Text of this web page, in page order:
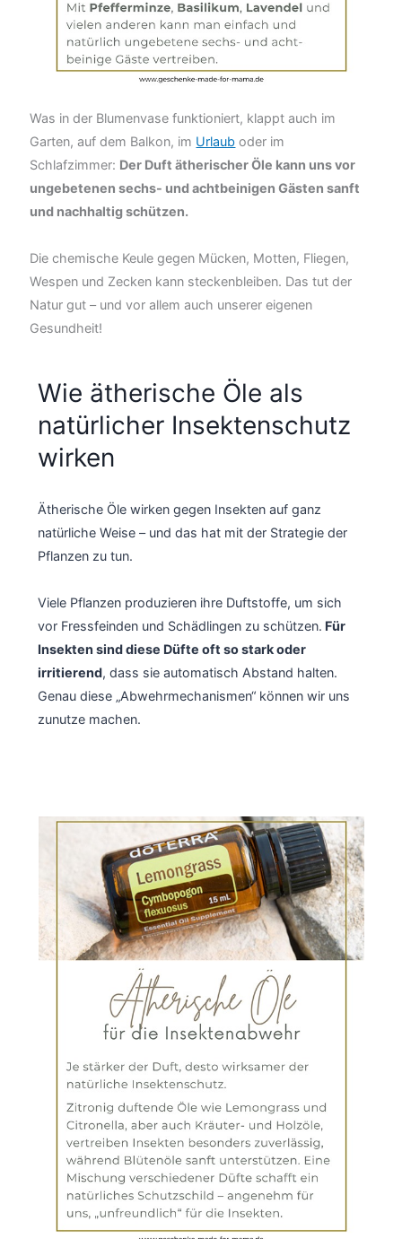
Was in der Blumenvase funktioniert, klappt auch im
Garten, auf dem Balkon, im Urlaub oder im
Schlafzimmer: Der Duft ätherischer Öle kann uns vor
ungebetenen sechs- und achtbeinigen Gästen sanft
und nachhaltig schützen.
Die chemische Keule gegen Mücken, Motten, Fliegen,
Wespen und Zecken kann steckenbleiben. Das tut der
Natur gut – und vor allem auch unserer eigenen
Gesundheit!
Wie ätherische Öle als
natürlicher Insektenschutz
wirken
Ätherische Öle wirken gegen Insekten auf ganz
natürliche Weise – und das hat mit der Strategie der
Pflanzen zu tun.
Viele Pflanzen produzieren ihre Duftstoffe, um sich
vor Fressfeinden und Schädlingen zu schützen. Für
Insekten sind diese Düfte oft so stark oder
irritierend, dass sie automatisch Abstand halten.
Genau diese „Abwehrmechanismen“ können wir uns
zunutze machen.